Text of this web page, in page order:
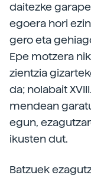
daitezke
egoera hori
gero eta
Epe motzera
zientzia
da; nolabait
mendean
egun,
ikusten dut.
Batzuek